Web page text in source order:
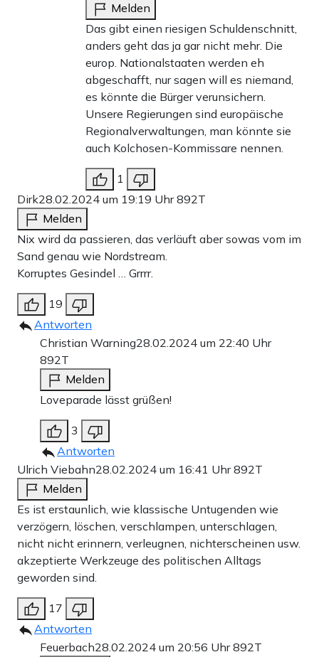
Melden
Das gibt einen riesigen Schuldenschnitt,
anders geht das ja gar nicht mehr. Die
europ. Nationalstaaten werden eh
abgeschafft, nur sagen will es niemand,
es könnte die Bürger verunsichern.
Unsere Regierungen sind europäische
Regionalverwaltungen, man könnte sie
auch Kolchosen-Kommissare nennen.
1
Dirk28.02.2024 um 19:19 Uhr892T
Melden
Nix wird da passieren, das verläuft aber sowas vom im
Sand genau wie Nordstream.
Korruptes Gesindel … Grrrr.
19
Antworten
Christian Warning28.02.2024 um 22:40 Uhr
892T
Melden
Loveparade lässt grüßen!
3
Antworten
Ulrich Viebahn28.02.2024 um 16:41 Uhr892T
Melden
Es ist erstaunlich, wie klassische Untugenden wie
verzögern, löschen, verschlampen, unterschlagen,
nicht nicht erinnern, verleugnen, nichterscheinen usw.
akzeptierte Werkzeuge des politischen Alltags
geworden sind.
17
Antworten
Feuerbach28.02.2024 um 20:56 Uhr892T